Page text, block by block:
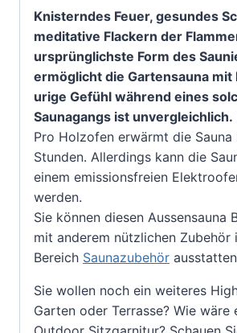
Knisterndes Feuer, gesundes
meditative Flackern der
ursprünglichste Form des
ermöglicht die Gartensauna mit
urige Gefühl während eines
Saunagangs ist unvergleichlich.
Pro Holzofen erwärmt die Sauna
Stunden. Allerdings kann die
einem emissionsfreien
werden.
Sie können diesen Aussensauna
mit anderem nützlichen Zubehör
Bereich Saunazubehör
Sie wollen noch ein weiteres
Garten oder Terrasse? Wie wäre